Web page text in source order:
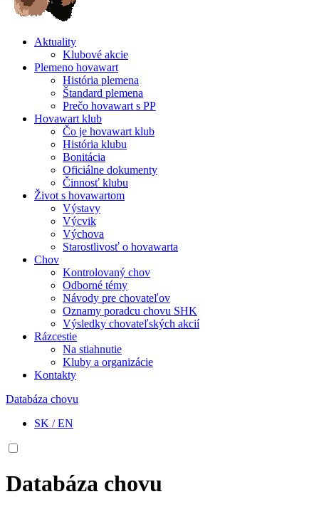
Aktuality
Klubové akcie
Plemeno hovawart
História plemena
Štandard plemena
Prečo hovawart s PP
Hovawart klub
Čo je hovawart klub
História klubu
Bonitácia
Oficiálne dokumenty
Činnosť klubu
Život s hovawartom
Výstavy
Výcvik
Výchova
Starostlivosť o hovawarta
Chov
Kontrolovaný chov
Odborné témy
Návody pre chovateľov
Oznamy poradcu chovu SHK
Výsledky chovateľských akcií
Rázcestie
Na stiahnutie
Kluby a organizácie
Kontakty
Databáza chovu
SK /EN
Databáza chovu